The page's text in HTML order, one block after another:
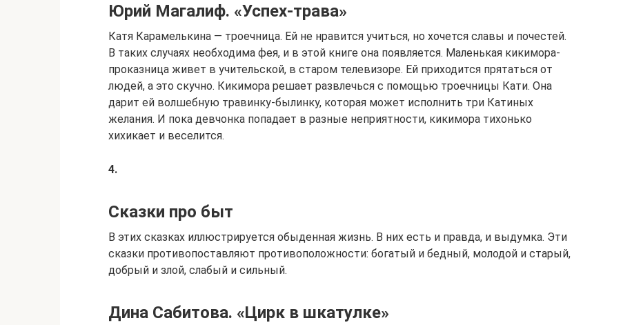
Юрий Магалиф. «Успех-трава»
Катя Карамелькина — троечница. Ей не нравится учиться, но хочется славы и почестей.
В таких случаях необходима фея, и в этой книге она появляется. Маленькая кикимора-
проказница живет в учительской, в старом телевизоре. Ей приходится прятаться от
людей, а это скучно. Кикимора решает развлечься с помощью троечницы Кати. Она
дарит ей волшебную травинку-былинку, которая может исполнить три Катиных
желания. И пока девчонка попадает в разные неприятности, кикимора тихонько
хихикает и веселится.
4.
Сказки про быт
В этих сказках иллюстрируется обыденная жизнь. В них есть и правда, и выдумка. Эти
сказки противопоставляют противоположности: богатый и бедный, молодой и старый,
добрый и злой, слабый и сильный.
Дина Сабитова. «Цирк в шкатулке»